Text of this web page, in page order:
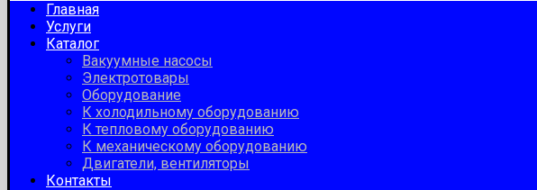
Главная
Услуги
Каталог
Вакуумные насосы
Электротовары
Оборудование
К холодильному оборудованию
К тепловому оборудованию
К механическому оборудованию
Двигатели, вентиляторы
Контакты